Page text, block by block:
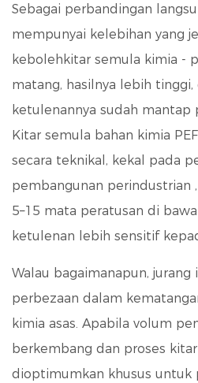
Sebagai perbandingan
mempunyai kelebihan yang
kebolehkitar semula kimia -
matang, hasilnya lebih tinggi,
ketulenannya sudah mantap
Kitar semula bahan kimia
secara teknikal, kekal pada
pembangunan perindustrian
5–15 mata peratusan di
ketulenan lebih sensitif
Walau bagaimanapun,
perbezaan dalam
kimia asas. Apabila volum
berkembang dan proses
dioptimumkan khusus untuk